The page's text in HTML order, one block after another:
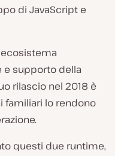
di JavaScript e
ecosistema
supporto della
rilascio nel 2018 è
familiari lo rendono
questi due runtime,